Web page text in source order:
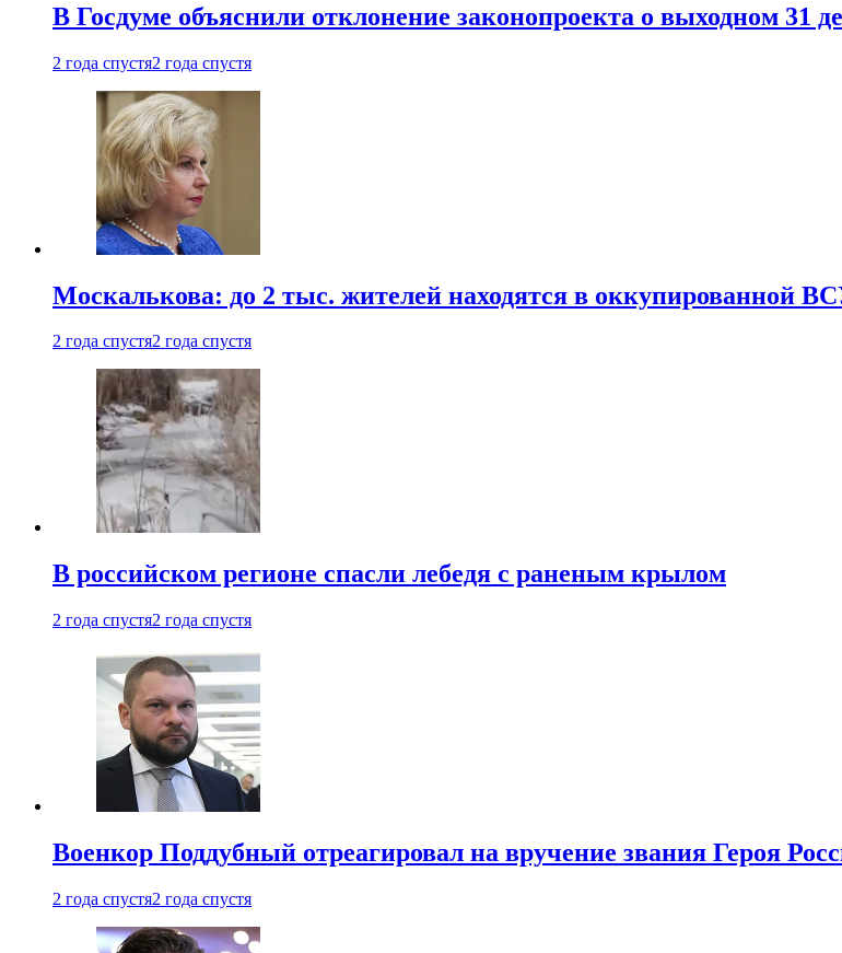
В Госдуме объяснили отклонение законопроекта о выходном 31
2 года спустя2 года спустя
Москалькова: до 2 тыс. жителей находятся в оккупированной
2 года спустя2 года спустя
В российском регионе спасли лебедя с раненым крылом
2 года спустя2 года спустя
Военкор Поддубный отреагировал на вручение звания Героя
2 года спустя2 года спустя